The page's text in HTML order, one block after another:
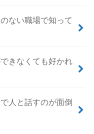
ない職場で知って
きなくても好かれ
人と話すのが面倒